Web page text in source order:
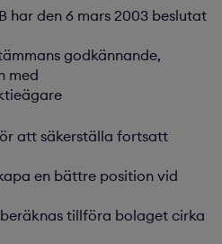
har den 6 mars 2003 beslutat
godkännande,
med
att säkerställa fortsatt
en bättre position vid
tillföra bolaget cirka